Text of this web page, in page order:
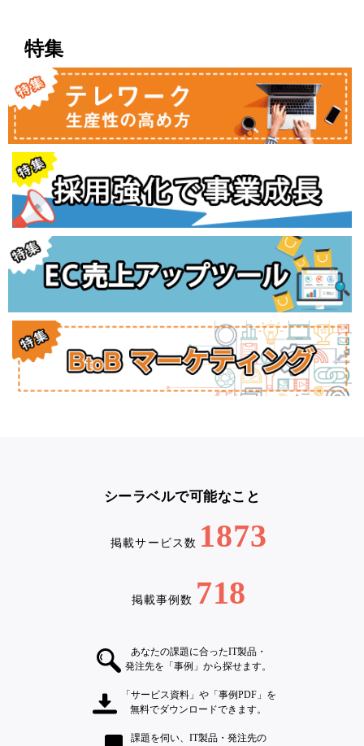
特集
シーラベルで可能なこと
掲載サービス数 1873
掲載事例数 718
あなたの課題に合ったIT製品・
発注先を「事例」から探せます。
「サービス資料」や「事例PDF」を
無料でダウンロードできます。
課題を伺い、IT製品・発注先の